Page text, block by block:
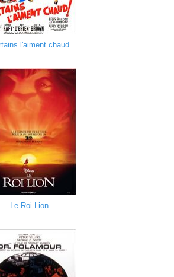
l'aiment chaud
Le Roi Lion